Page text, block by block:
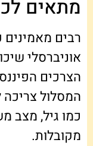
מתאים
רבים מאמינים
אוניברסלי
הצרכים
המסלול
כמו גיל, מצב
מקובלות.